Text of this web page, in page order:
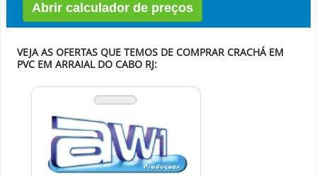
Abrir calculador de preços
VEJA AS OFERTAS QUE TEMOS DE COMPRAR CRACHÁ EM
PVC EM ARRAIAL DO CABO RJ: